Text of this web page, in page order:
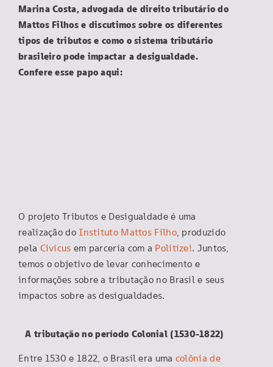
Marina Costa, advogada de direito tributário do
Mattos Filhos e discutimos sobre os diferentes
tipos de tributos e como o sistema tributário
brasileiro pode impactar a desigualdade.
Confere esse papo aqui:
O projeto Tributos e Desigualdade é uma
realização doInstituto Mattos Filho, produzido
pela Civicus em parceria com a Politize!. Juntos,
temos o objetivo de levar conhecimento e
informações sobre a tributação no Brasil e seus
impactos sobre as desigualdades.
A tributação no período Colonial (1530-1822)
Entre 1530 e 1822, o Brasil era uma colônia de